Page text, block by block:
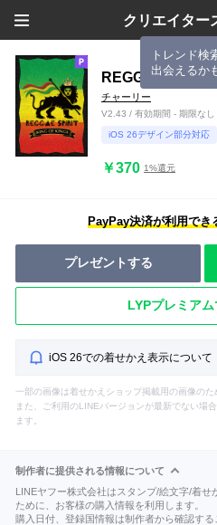
クリエイター
トレンド検
出会えるか
REGGAE SPIRIT
チャーリー
V2.43 / 有効期間 - 期限なし
iOS 26デザイン部分対応
￥370 1%還元
PayPay決済が利用でき
プレゼントする
LYPプレミア
iOS 26での着せかえ表示について
一部の画像は着せかえショップ掲載用の画像の
また、ご利用のLINEバージョンが最新でない場
ます。
制作者に提供される情報について
LINEヤフー株式会社はスタンプ/絵文字/着
ために、お客様の購入情報を利用します。
購入日付、登録国情報は制作者から確認す